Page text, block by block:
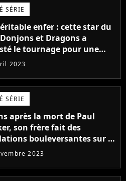
SÉRIE
enfer : cette star du
et Dragons a
le tournage pour une
très spéciale
2023
SÉRIE
après la mort de Paul
son frère fait des
bouleversantes sur la
des acteurs de Fast and
2023